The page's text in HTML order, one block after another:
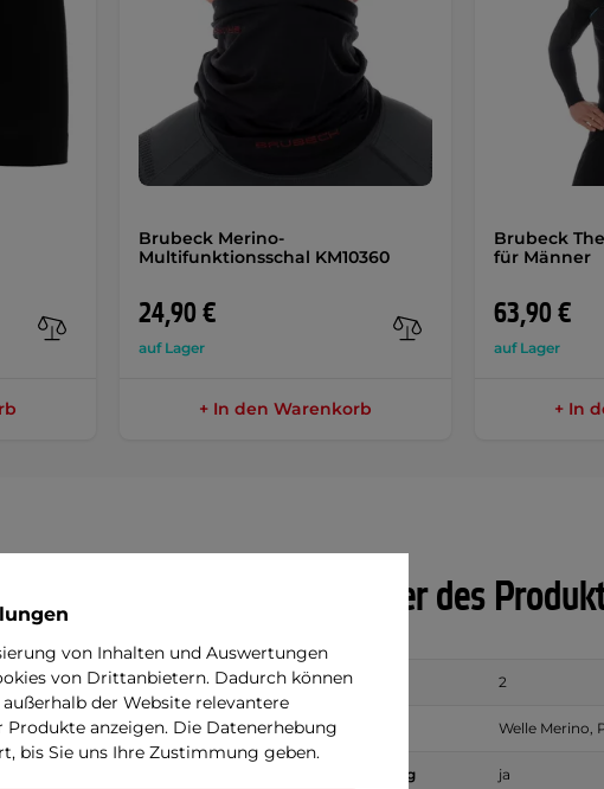
Brubeck Merino-
Multifunktionsschal KM10360
24,90 €
auf Lager
+ In den Warenkorb
Brubeck
für Männer
63,90 €
auf Lager
+ In
für alle
und behält seine
Parameter des
Schichten 2
Material Welle Merino,
Schweißableitung ja
von Inhalten und Auswertungen
von Drittanbietern. Dadurch können
der Website relevantere
Produkte anzeigen. Die Datenerhebung
bis Sie uns Ihre Zustimmung geben.